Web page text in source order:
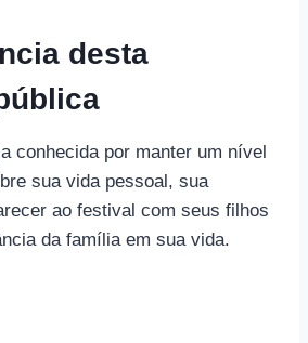
desta
conhecida por manter um nível
sua vida pessoal, sua
ao festival com seus filhos
da família em sua vida.